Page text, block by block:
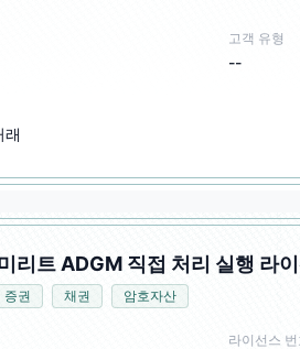
고객 유형
--
래
리트 ADGM 직접 처리 실행 라
증권 채권 암호자산
라이선스 번